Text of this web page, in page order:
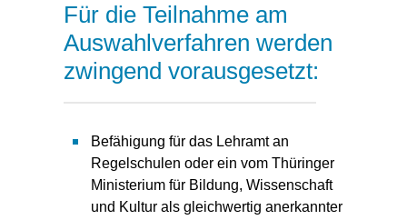
Für die Teilnahme am
Auswahlverfahren werden
zwingend vorausgesetzt:
Befähigung für das Lehramt an
Regelschulen oder ein vom Thüringer
Ministerium für Bildung, Wissenschaft
und Kultur als gleichwertig anerkannter